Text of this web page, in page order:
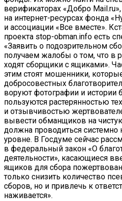
верификаторах «Добро
на интернет-ресурсах фонда
и ассоциации «Все вместе».
проекта stop-obman.info есть
«Заявить о подозрительном
получаем жалобы о том, что в
ходят сборщики с ящиками».
этим стоят мошенники,
добросовестных
воруют фотографии и истории
пользуются растерянностью
и отзывчивостью
вывести обманщиков на
должна проводиться системно
уровне. В Госдуме сейчас
в федеральный закон «О
деятельности», касающиеся
ящиков для сбора
только снизить количество
сборов, но и привлечь к
наживается».